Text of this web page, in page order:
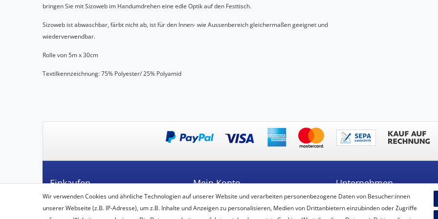
bringen Sie mit Sizoweb im Handumdrehen eine edle Optik auf den Festtisch.
Sizoweb ist abwaschbar, färbt nicht ab, ist für den Innen- wie Aussenbereich gleichermaßen geeignet und
wiederverwendbar.
Rolle von 5m x 30cm
Textilkennzeichnung: 75% Polyester/ 25% Polyamid
Einkaufen
Zahlungsarten
Versandarten & -kosten
Mein Konto
Registrieren
Login
Unternehmen
Unser Ballon-Lieferservice
Unsere Filiale
Wir verwenden Cookies und ähnliche Technologien auf unserer Website und verarbeiten personenbezogene Daten von Besucher:innen
unserer Webseite (z.B. IP-Adresse), um z.B. Inhalte und Anzeigen zu personalisieren, Medien von Drittanbietern einzubinden oder Zugriffe